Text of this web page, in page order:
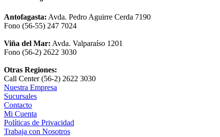
Antofagasta: Avda. Pedro Aguirre Cerda 7190
Fono (56-55) 247 7024
Viña del Mar: Avda. Valparaíso 1201
Fono (56-2) 2622 3030
Otras Regiones:
Call Center (56-2) 2622 3030
Nuestra Empresa
Sucursales
Contacto
Mi Cuenta
Políticas de Privacidad
Trabaja con Nosotros